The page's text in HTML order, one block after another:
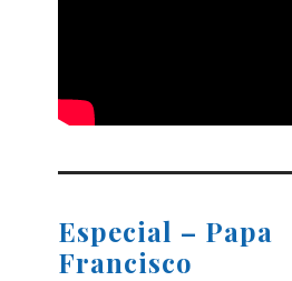
Especial – Papa
Francisco